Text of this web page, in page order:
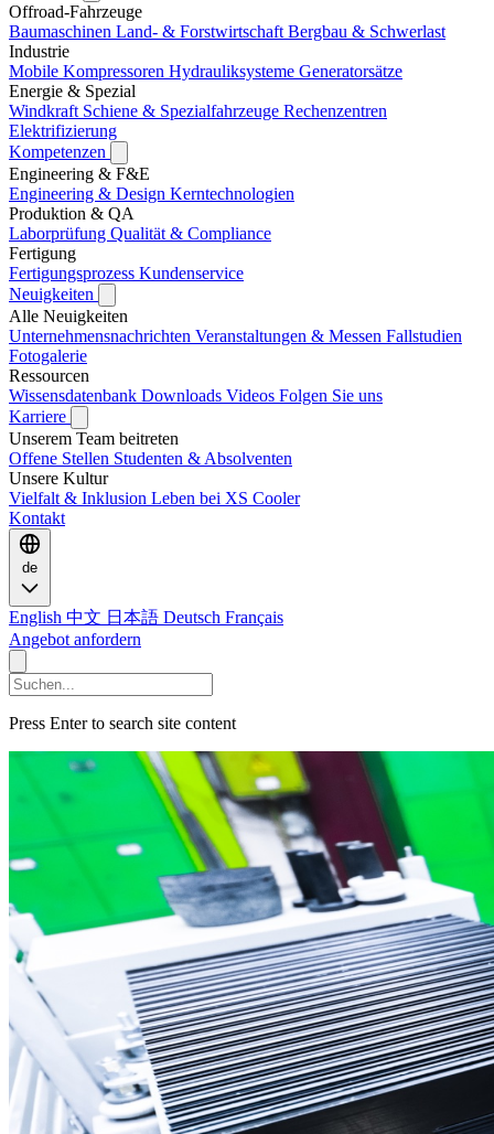
Offroad-Fahrzeuge
Baumaschinen Land- & Forstwirtschaft Bergbau & Schwerlast
Industrie
Mobile Kompressoren Hydrauliksysteme Generatorsätze
Energie & Spezial
Windkraft Schiene & Spezialfahrzeuge Rechenzentren
Elektrifizierung
Kompetenzen
Engineering & F&E
Engineering & Design Kerntechnologien
Produktion & QA
Laborprüfung Qualität & Compliance
Fertigung
Fertigungsprozess Kundenservice
Neuigkeiten
Alle Neuigkeiten
Unternehmensnachrichten Veranstaltungen & Messen Fallstudien
Fotogalerie
Ressourcen
Wissensdatenbank Downloads Videos Folgen Sie uns
Karriere
Unserem Team beitreten
Offene Stellen Studenten & Absolventen
Unsere Kultur
Vielfalt & Inklusion Leben bei XS Cooler
Kontakt
de
English 中文 日本語 Deutsch Français
Angebot anfordern
Press Enter to search site content